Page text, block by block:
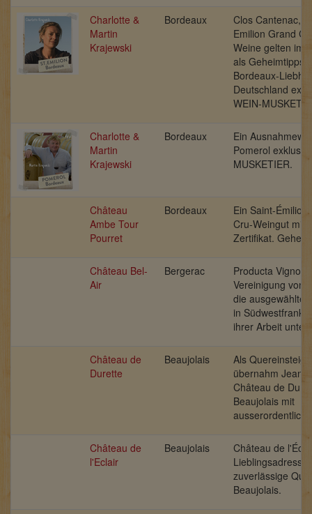
Charlotte &
Martin
Krajewski
Bordeaux
Clos Cantenac,
Emilion Grand
Weine gelten
als Geheimtipps
Bordeaux-
Deutschland
WEIN-
Charlotte &
Martin
Krajewski
Bordeaux
Ein
Pomerol exklusiv
MUSKETIER.
Château
Ambe Tour
Pourret
Bordeaux
Ein Saint-Émilion
Cru-Weingut mit
Zertifikat.
Château Bel-
Air
Bergerac
Producta
Vereinigung von
die ausgewählte
in
ihrer Arbeit
Château de
Durette
Beaujolais
Als
übernahm Jean
Château de
Beaujolais mit
Château de
l'Eclair
Beaujolais
Château de
Lieblingsadresse
zuverlässige
Beaujolais.